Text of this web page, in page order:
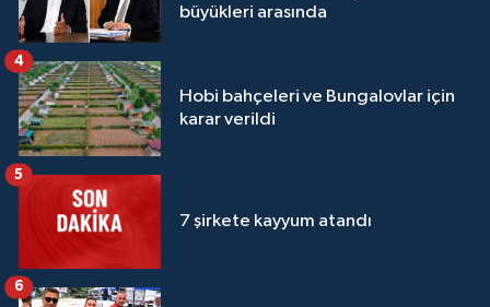
büyükleri arasında
Hobi bahçeleri ve Bungalovlar için
karar verildi
4
7 şirkete kayyum atandı
5
6